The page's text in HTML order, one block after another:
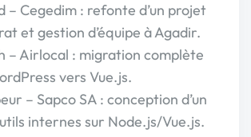
– Cegedim : refonte d’un projet
et gestion d’équipe à Agadir.
– Airlocal : migration complète
vers Vue.js.
– Sapco SA : conception d’un
internes sur Node.js/Vue.js.